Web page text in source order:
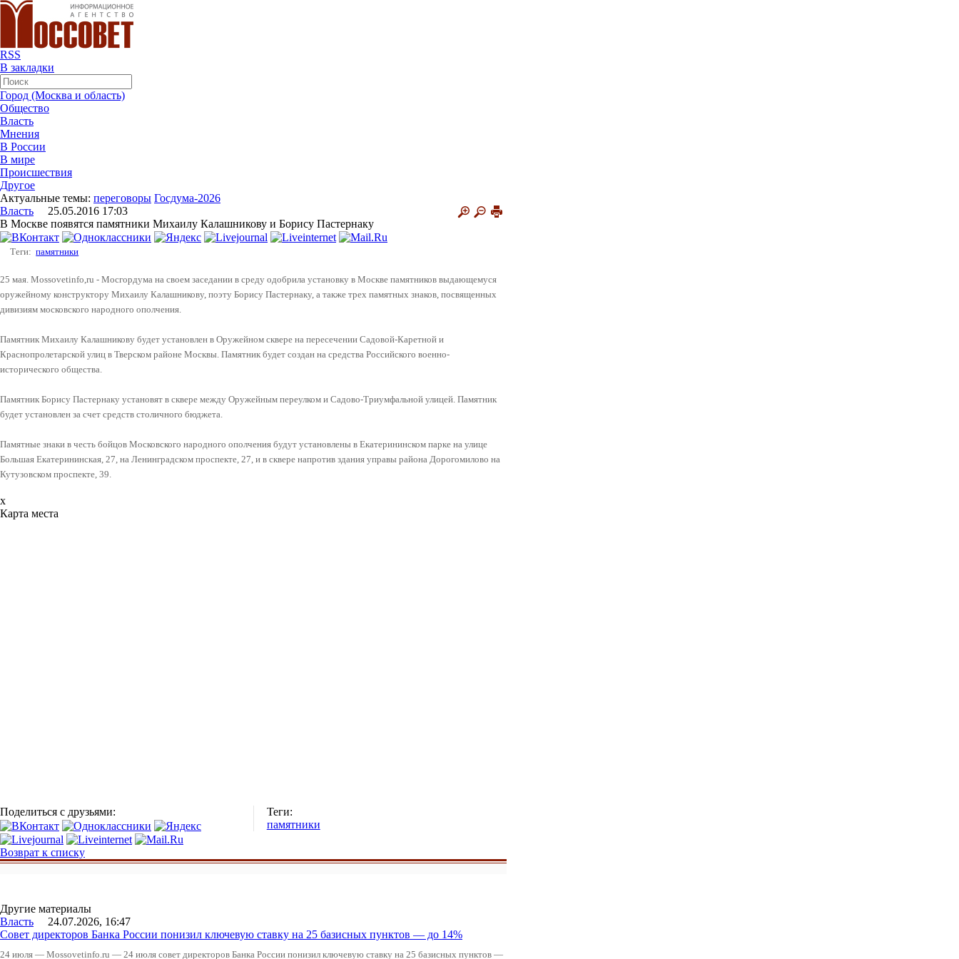
RSS
В закладки
Город (Москва и область)
Общество
Власть
Мнения
В России
В мире
Происшествия
Другое
Актуальные темы: переговоры Госдума-2026
Власть 25.05.2016 17:03
В Москве появятся памятники Михаилу Калашникову и Борису Пастернаку
Теги: памятники
25 мая. Mossovetinfo,ru - Мосгордума на своем заседании в среду одобрила установку в Москве памятников выдающемуся
оружейному конструктору Михаилу Калашникову, поэту Борису Пастернаку, а также трех памятных знаков, посвященных
дивизиям московского народного ополчения.
Памятник Михаилу Калашникову будет установлен в Оружейном сквере на пересечении Садовой-Каретной и
Краснопролетарской улиц в Тверском районе Москвы. Памятник будет создан на средства Российского военно-
исторического общества.
Памятник Борису Пастернаку установят в сквере между Оружейным переулком и Садово-Триумфальной улицей. Памятник
будет установлен за счет средств столичного бюджета.
Памятные знаки в честь бойцов Московского народного ополчения будут установлены в Екатерининском парке на улице
Большая Екатерининская, 27, на Ленинградском проспекте, 27, и в сквере напротив здания управы района Дорогомилово на
Кутузовском проспекте, 39.
x
Карта места
Поделиться с друзьями:
Теги:
памятники
Возврат к списку
Другие материалы
Власть 24.07.2026, 16:47
Совет директоров Банка России понизил ключевую ставку на 25 базисных пунктов — до 14%
24 июля — Mossovetinfo.ru — 24 июля совет директоров Банка России понизил ключевую ставку на 25 базисных пунктов —